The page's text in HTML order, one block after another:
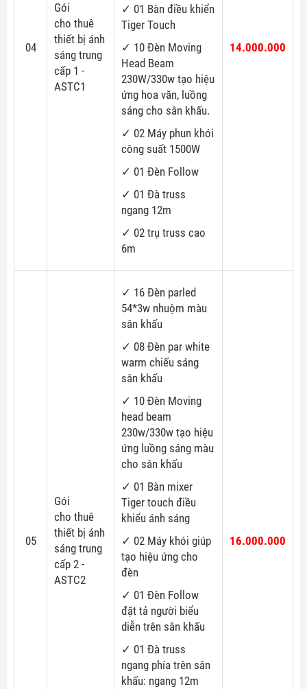
04
Gói
cho thuê
thiết bị ánh
sáng trung
cấp 1 -
ASTC1
✓ 01 Bàn điều khiển
Tiger Touch
✓ 10 Đèn Moving
Head Beam
230W/330w tạo hiệu
ứng hoa văn, luồng
sáng cho sân khấu.
✓ 02 Máy phun khói
công suất 1500W
✓ 01 Đèn Follow
✓ 01 Đà truss
ngang 12m
✓ 02 trụ truss cao
6m
14.000.000
05
Gói
cho thuê
thiết bị ánh
sáng trung
cấp 2 -
ASTC2
✓ 16 Đèn parled
54*3w nhuộm màu
sân khấu
✓ 08 Đèn par white
warm chiếu sáng
sân khấu
✓ 10 Đèn Moving
head beam
230w/330w tạo hiệu
ứng luồng sáng màu
cho sân khấu
✓ 01 Bàn mixer
Tiger touch điều
khiểu ánh sáng
✓ 02 Máy khói giúp
tạo hiệu ứng cho
đèn
✓ 01 Đèn Follow
đặt tả người biểu
diễn trên sân khấu
✓ 01 Đà truss
ngang phía trên sân
khấu: ngang 12m
16.000.000